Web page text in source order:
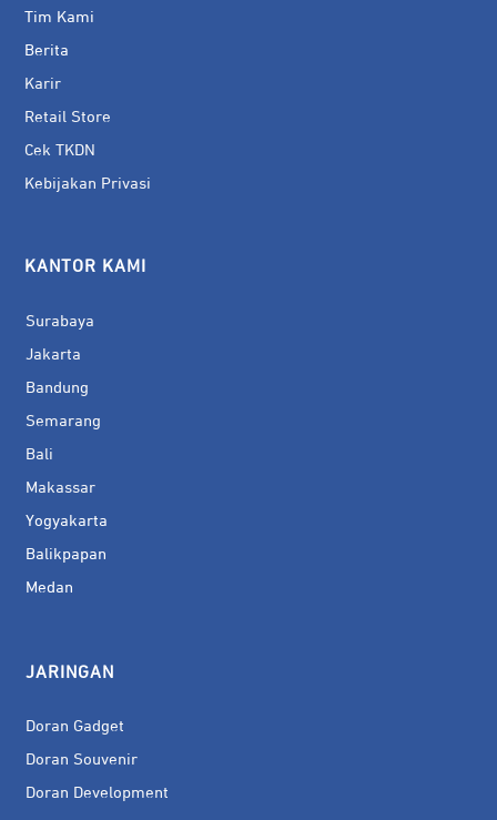
Tim Kami
Berita
Karir
Retail Store
Cek TKDN
Kebijakan Privasi
KANTOR KAMI
Surabaya
Jakarta
Bandung
Semarang
Bali
Makassar
Yogyakarta
Balikpapan
Medan
JARINGAN
Doran Gadget
Doran Souvenir
Doran Development